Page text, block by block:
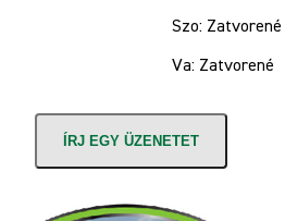
Szo: Zatvorené
Va: Zatvorené
ÍRJ EGY ÜZENETET